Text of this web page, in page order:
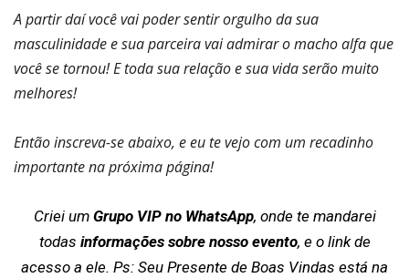
A partir daí você vai poder sentir orgulho da sua
masculinidade e sua parceira vai admirar o macho alfa que
você se tornou! E toda sua relação e sua vida serão muito
melhores!
Então inscreva-se abaixo, e eu te vejo com um recadinho
importante na próxima página!
Criei um Grupo VIP no WhatsApp, onde te mandarei
todas informações sobre nosso evento, e o link de
acesso a ele. Ps: Seu Presente de Boas Vindas está na